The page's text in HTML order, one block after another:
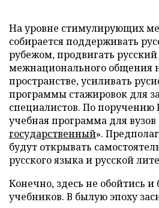
На уровне стимулирующих
собирается поддерживать
рубежом, продвигать
межнационального общения
пространстве, усиливать
программы стажировок для
специалистов. По поручению
учебная программа для вузов
государственный».
будут открывать
русского языка и русской
Конечно, здесь не обойтись и
учебников. В былую эпоху